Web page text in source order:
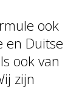
ook
en Duitse
ook van
zijn